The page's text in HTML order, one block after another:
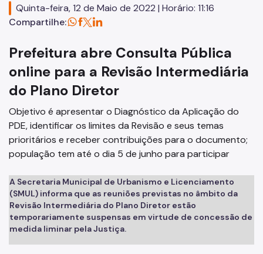
Planos Regionais
Urbanismo
Outorga Onerosa
Transferência do Direito de Construir - TDC
Função Social
Mapas e Dados Urbanos
Uso do Solo
Cidade Limpa
Projetos Urbanos
Quinta-feira, 12 de Maio de 2022 | Horário: 11:16
Compartilhe:
Prefeitura abre Consulta Pública
online para a Revisão Intermediária
do Plano Diretor
Objetivo é apresentar o Diagnóstico da Aplicação do
PDE, identificar os limites da Revisão e seus temas
prioritários e receber contribuições para o documento;
população tem até o dia 5 de junho para participar
A Secretaria Municipal de Urbanismo e Licenciamento
(SMUL) informa que as reuniões previstas no âmbito da
Revisão Intermediária do Plano Diretor estão
temporariamente suspensas em virtude de concessão de
medida liminar pela Justiça.